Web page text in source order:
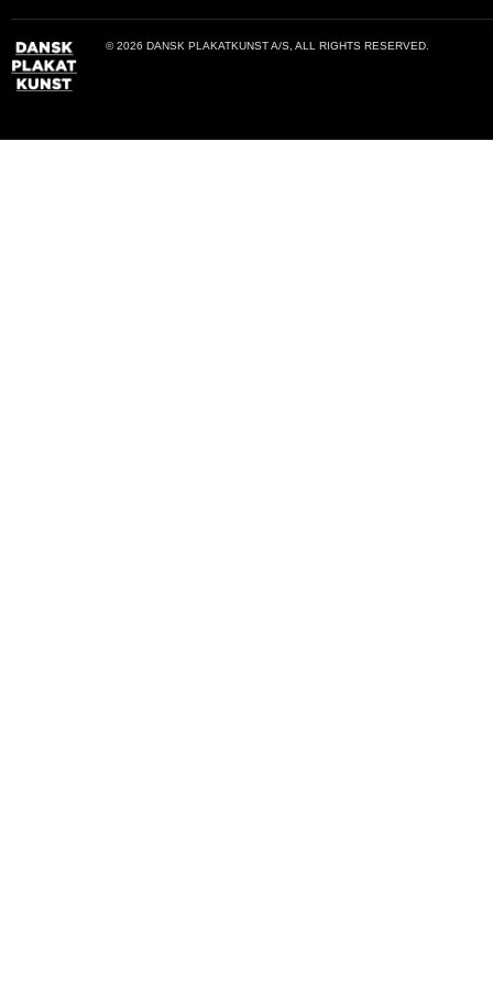
© 2026 DANSK PLAKATKUNST A/S, ALL RIGHTS RESERVED.